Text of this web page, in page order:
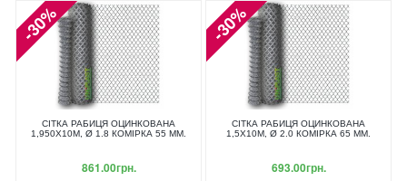
-30%
СІТКА РАБИЦЯ ОЦИНКОВАНА
1,950X10М, Ø 1.8 КОМІРКА 55 ММ.
861.00грн.
-30%
СІТКА РАБИЦЯ ОЦИНКОВАНА
1,5X10М, Ø 2.0 КОМІРКА 65 ММ.
693.00грн.